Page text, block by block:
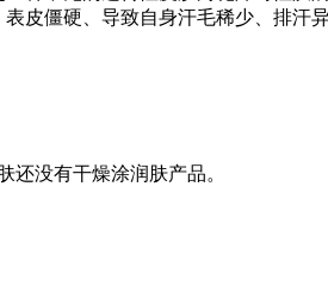
皮僵硬、导致自身汗毛稀少、排
还没有干燥涂润肤产品。